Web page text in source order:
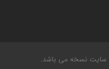
سایت نسخه می باشد.